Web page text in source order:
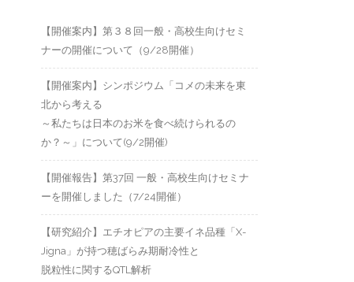
【開催案内】第３８回一般・高校生向けセミ
ナーの開催について（9/28開催）
【開催案内】シンポジウム「コメの未来を東
北から考える
～私たちは日本のお米を食べ続けられるの
か？～」について(9/2開催)
【開催報告】第37回 一般・高校生向けセミナ
ーを開催しました（7/24開催）
【研究紹介】エチオピアの主要イネ品種「X-
Jigna」が持つ穂ばらみ期耐冷性と
脱粒性に関するQTL解析